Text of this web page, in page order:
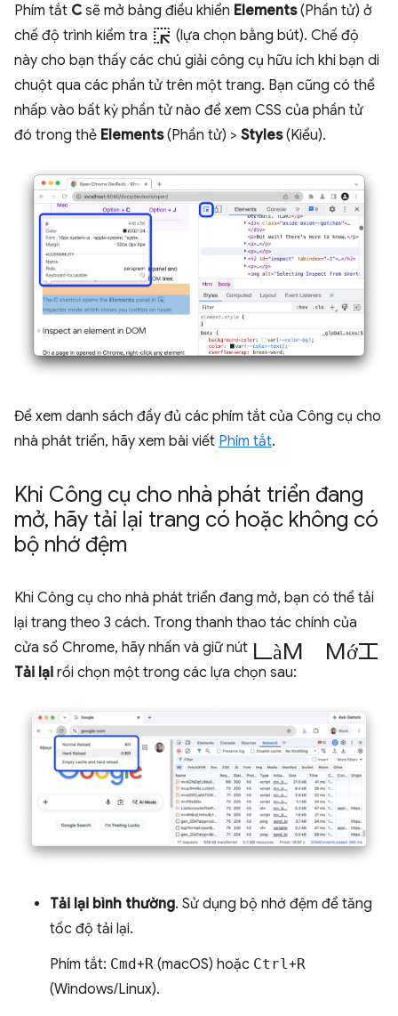
Phím tắt C sẽ mở bảng điều khiển Elements(Phần tử) ở
chế độ trình kiểm tra ink_selection (lựa chọn bằng bút). Chế độ
này cho bạn thấy các chú giải công cụ hữu ích khi bạn di
chuột qua các phần tử trên một trang. Bạn cũng có thể
nhấp vào bất kỳ phần tử nào để xem CSS của phần tử
đó trong thẻ Elements(Phần tử) > Styles(Kiểu).
Để xem danh sách đầy đủ các phím tắt của Công cụ cho
nhà phát triển, hãy xem bài viết Phím tắt.
Khi Công cụ cho nhà phát triển đang
mở, hãy tải lại trang có hoặc không có
bộ nhớ đệm
Khi Công cụ cho nhà phát triển đang mở, bạn có thể tải
lại trang theo 3 cách. Trong thanh thao tác chính của
cửa sổ Chrome, hãy nhấn và giữ nút làm mới
Tải lại rồi chọn một trong các lựa chọn sau:
Tải lại bình thường. Sử dụng bộ nhớ đệm để tăng
tốc độ tải lại.
Phím tắt: Cmd+R (macOS) hoặc Ctrl +R
(Windows/Linux).